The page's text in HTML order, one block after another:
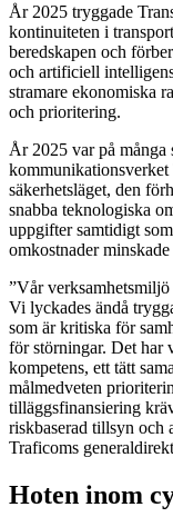
År 2025 tryggade
kontinuiteten i
beredskapen och
och artificiell
stramare ekonomiska
och prioritering.
År 2025 var på många
säkerhetsläget, den
snabba teknologiska
uppgifter samtidigt
omkostnader minskade
”Vår
Vi lyckades ändå
som är kritiska för
för störningar. Det har
kompetens, ett tätt
målmedveten
tilläggsfinansiering
riskbaserad tillsyn och
Traficoms
Hoten inom